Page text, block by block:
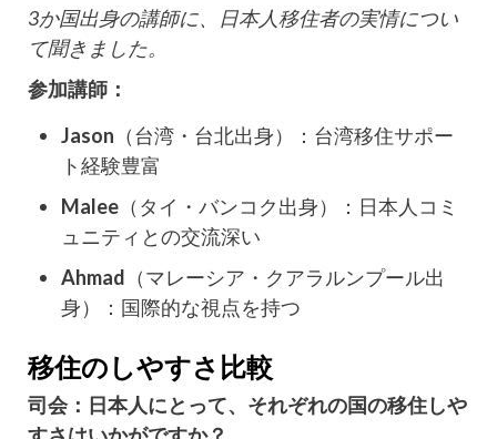
3か国出身の講師に、日本人移住者の実情につい
て聞きました。
参加講師：
Jason （台湾・台北出身）：台湾移住サポー
ト経験豊富
Malee （タイ・バンコク出身）：日本人コミ
ュニティとの交流深い
Ahmad （マレーシア・クアラルンプール出
身）：国際的な視点を持つ
移住のしやすさ比較
司会：日本人にとって、それぞれの国の移住しや